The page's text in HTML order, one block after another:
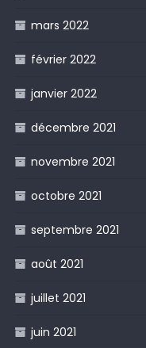
mars 2022
février 2022
janvier 2022
décembre 2021
novembre 2021
octobre 2021
septembre 2021
août 2021
juillet 2021
juin 2021